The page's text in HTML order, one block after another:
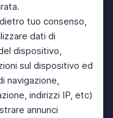
tuo consenso,
dati di
dispositivo,
sul dispositivo ed
navigazione,
indirizzi IP, etc)
annunci